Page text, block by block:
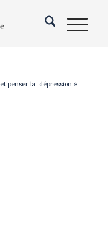
penser la dépression »